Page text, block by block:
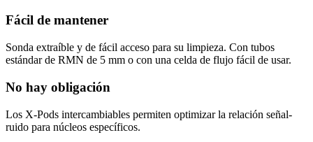
Fácil de mantener
Sonda extraíble y de fácil acceso para su limpieza. Con tubos
estándar de RMN de 5 mm o con una celda de flujo fácil de usar.
No hay obligación
Los X-Pods intercambiables permiten optimizar la relación señal-
ruido para núcleos específicos.